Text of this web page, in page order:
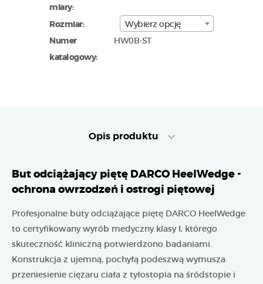
miary:
Rozmiar:
Wybierz opcję
Numer
katalogowy:
HW0B-ST
Opis produktu
But odciążający piętę DARCO HeelWedge -
ochrona owrzodzeń i ostrogi piętowej
Profesjonalne buty odciążające piętę DARCO HeelWedge
to certyfikowany wyrób medyczny klasy I, którego
skuteczność kliniczną potwierdzono badaniami.
Konstrukcja z ujemną, pochyłą podeszwą wymusza
przeniesienie ciężaru ciała z tyłostopia na śródstopie i